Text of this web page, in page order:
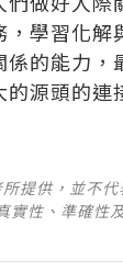
，學習化解
係的能力，
源頭的連
提供，並不
實性、準確性